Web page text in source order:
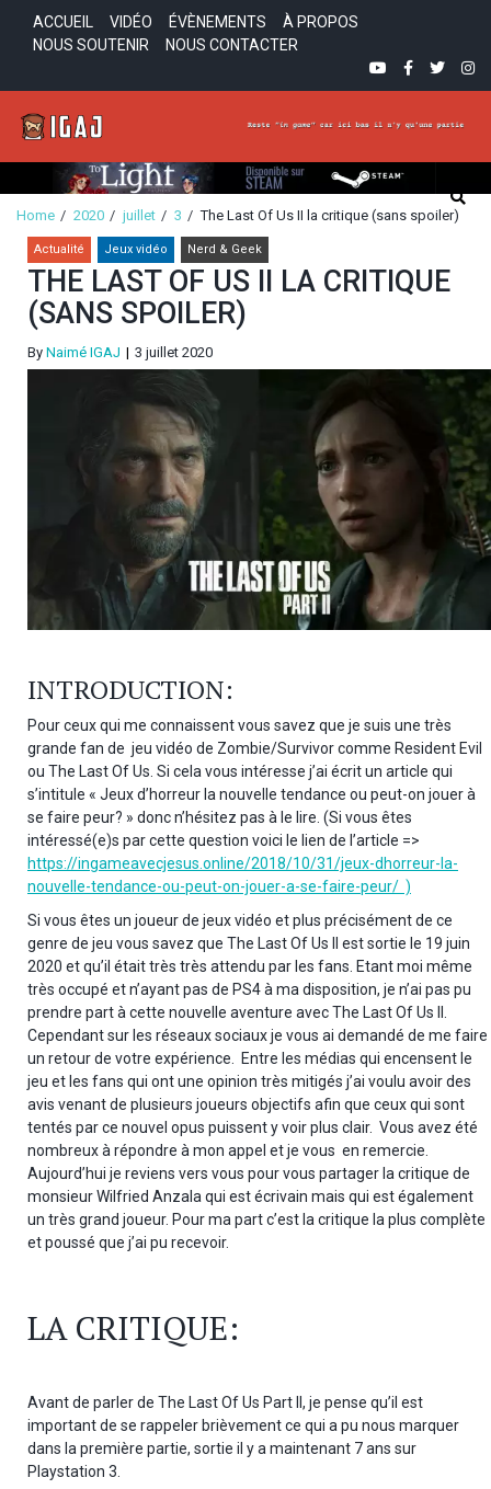
ACCUEIL VIDÉO ÉVÈNEMENTS
À PROPOS
NOUS SOUTENIR
NOUS CONTACTER
YOUTUBEFACEBOOK
In-Game Avec Jesus
Home 2020 juillet 3 The Last Of Us II la critique (sans spoiler)
Actualité Jeux vidéo Nerd & Geek
THE LAST OF US II LA CRITIQUE
(SANS SPOILER)
By Naimé IGAJ 3 juillet 2020
INTRODUCTION:
Pour ceux qui me connaissent vous savez que je suis une très
grande fan de jeu vidéo de Zombie/Survivor comme Resident Evil
ou The Last Of Us. Si cela vous intéresse j’ai écrit un article qui
s’intitule « Jeux d’horreur la nouvelle tendance ou peut-on jouer à
se faire peur? » donc n’hésitez pas à le lire. (Si vous êtes
intéressé(e)s par cette question voici le lien de l’article =>
https://ingameavecjesus.online/2018/10/31/jeux-dhorreur-la-
nouvelle-tendance-ou-peut-on-jouer-a-se-faire-peur/ )
Si vous êtes un joueur de jeux vidéo et plus précisément de ce
genre de jeu vous savez que The Last Of Us II est sortie le 19 juin
2020 et qu’il était très très attendu par les fans. Etant moi même
très occupé et n’ayant pas de PS4 à ma disposition, je n’ai pas pu
prendre part à cette nouvelle aventure avec The Last Of Us II.
Cependant sur les réseaux sociaux je vous ai demandé de me faire
un retour de votre expérience. Entre les médias qui encensent le
jeu et les fans qui ont une opinion très mitigés j’ai voulu avoir des
avis venant de plusieurs joueurs objectifs afin que ceux qui sont
tentés par ce nouvel opus puissent y voir plus clair. Vous avez été
nombreux à répondre à mon appel et je vous en remercie.
Aujourd’hui je reviens vers vous pour vous partager la critique de
monsieur Wilfried Anzala qui est écrivain mais qui est également
un très grand joueur. Pour ma part c’est la critique la plus complète
et poussé que j’ai pu recevoir.
LA CRITIQUE:
Avant de parler de The Last Of Us Part II, je pense qu’il est
important de se rappeler brièvement ce qui a pu nous marquer
dans la première partie, sortie il y a maintenant 7 ans sur
Playstation 3.